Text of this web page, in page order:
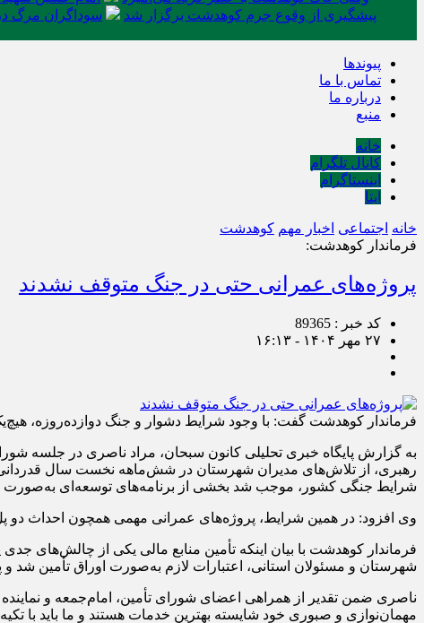
پیشگیری از وقوع جرم کوهدشت برگزار شد
سوداگران مرگ در
پیوندها
تماس با ما
درباره ما
منبع
خانه
کانال تلگرام
اینستاگرام
ایتا
خانه اجتماعی اخبار مهم کوهدشت
فرماندار کوهدشت:
پروژه‌های عمرانی حتی در جنگ متوقف نشدند
کد خبر : 89365
۲۷ مهر ۱۴۰۴ - ۱۶:۱۳
فرماندار کوهدشت گفت: با وجود شرایط دشوار و جنگ دوازده‌روزه،
به گزارش پایگاه خبری تحلیلی کانون سبحان، مراد ناصری در جلسه
رهبری، از تلاش‌های مدیران شهرستان در شش‌ماهه نخست سال
شرایط جنگی کشور، موجب شد بخشی از برنامه‌های توسعه‌ای به‌صورت
وی افزود: در همین شرایط، پروژه‌های عمرانی مهمی همچون احداث دو پل
فرماندار کوهدشت با بیان اینکه تأمین منابع مالی یکی از چالش‌های
شهرستان و مسئولان استانی، اعتبارات لازم به‌صورت اوراق تأمین شد و
ناصری ضمن تقدیر از همراهی اعضای شورای تأمین، امام‌جمعه و
مهمان‌نوازی و صبوری خود شایسته بهترین خدمات هستند و ما باید با